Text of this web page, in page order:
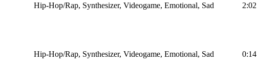
Hip-Hop/Rap, Synthesizer, Videogame, Emotional, Sad 2:02
Hip-Hop/Rap, Synthesizer, Videogame, Emotional, Sad 0:14